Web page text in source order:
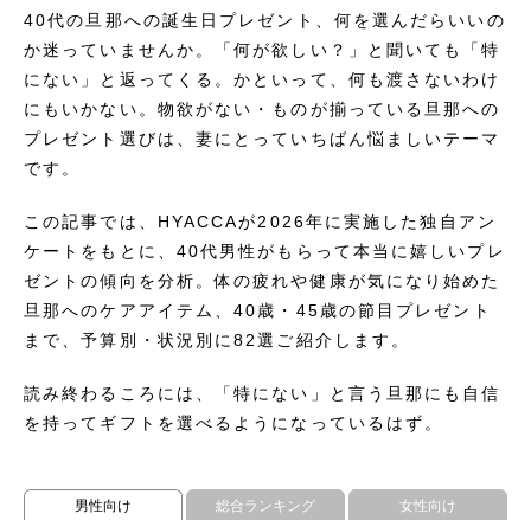
40代の旦那への誕生日プレゼント、何を選んだらいいの
か迷っていませんか。「何が欲しい？」と聞いても「特
にない」と返ってくる。かといって、何も渡さないわけ
にもいかない。物欲がない・ものが揃っている旦那への
プレゼント選びは、妻にとっていちばん悩ましいテーマ
です。
この記事では、HYACCAが2026年に実施した独自アン
ケートをもとに、40代男性がもらって本当に嬉しいプレ
ゼントの傾向を分析。体の疲れや健康が気になり始めた
旦那へのケアアイテム、40歳・45歳の節目プレゼント
まで、予算別・状況別に82選ご紹介します。
読み終わるころには、「特にない」と言う旦那にも自信
を持ってギフトを選べるようになっているはず。
男性向け 総合ランキング 女性向け